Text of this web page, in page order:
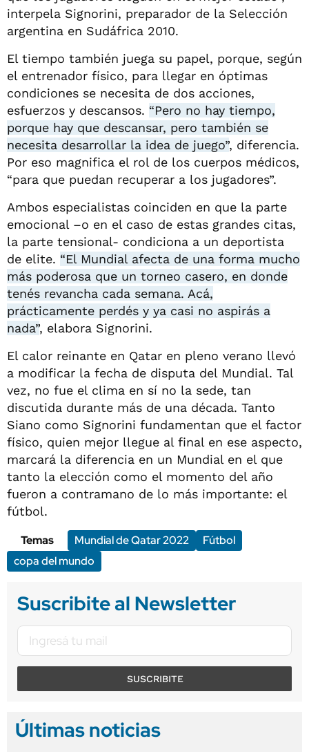
interpela Signorini, preparador de la Selección
argentina en Sudáfrica 2010.
El tiempo también juega su papel, porque, según
el entrenador físico, para llegar en óptimas
condiciones se necesita de dos acciones,
esfuerzos y descansos. “Pero no hay tiempo,
porque hay que descansar, pero también se
necesita desarrollar la idea de juego”, diferencia.
Por eso magnifica el rol de los cuerpos médicos,
“para que puedan recuperar a los jugadores”.
Ambos especialistas coinciden en que la parte
emocional –o en el caso de estas grandes citas,
la parte tensional- condiciona a un deportista
de elite. “El Mundial afecta de una forma mucho
más poderosa que un torneo casero, en donde
tenés revancha cada semana. Acá,
prácticamente perdés y ya casi no aspirás a
nada”, elabora Signorini.
El calor reinante en Qatar en pleno verano llevó
a modificar la fecha de disputa del Mundial. Tal
vez, no fue el clima en sí no la sede, tan
discutida durante más de una década. Tanto
Siano como Signorini fundamentan que el factor
físico, quien mejor llegue al final en ese aspecto,
marcará la diferencia en un Mundial en el que
tanto la elección como el momento del año
fueron a contramano de lo más importante: el
fútbol.
Temas
Mundial de Qatar 2022
Fútbol
copa del mundo
Suscribite al Newsletter
SUSCRIBITE
Últimas noticias